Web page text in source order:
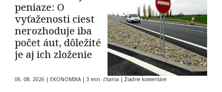
peniaze: O
vyťaženosti ciest
nerozhoduje iba
počet áut, dôležité
je aj ich zloženie
06. 08. 2026 | EKONOMIKA | 3 min. čítania | Žiadne komentáre